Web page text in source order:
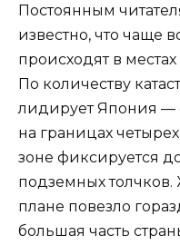
Постоянным
известно, что чаще
происходят в
По количеству
лидирует Япония —
на границах
зоне фиксируется
подземных
плане повезло
большая часть